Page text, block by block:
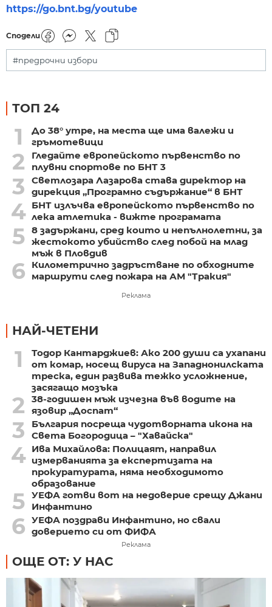
https://go.bnt.bg/youtube
Сподели
#предрочни избори
ТОП 24
1
До 38° утре, на места ще има валежи и
гръмотевици
2
Гледайте европейското първенство по
плувни спортове по БНТ 3
3
Светлозара Лазарова става директор на
дирекция „Програмно съдържание“ в БНТ
4 БНТ излъчва европейското първенство по
лека атлетика - вижте програмата
5 8 задържани, сред които и непълнолетни, за
жестокото убийство след побой на млад
мъж в Пловдив
6
Километрично задръстване по обходните
маршрути след пожара на АМ "Тракия"
Реклама
НАЙ-ЧЕТЕНИ
1
Тодор Кантарджиев: Ако 200 души са ухапани
от комар, носещ вируса на Западнонилската
треска, един развива тежко усложнение,
засягащо мозъка
2
38-годишен мъж изчезна във водите на
язовир „Доспат“
3
България посреща чудотворната икона на
Света Богородица – "Хавайска"
4 Ива Михайлова: Полицаят, направил
измерванията за експертизата на
прокуратурата, няма необходимото
образование
5 УЕФА готви вот на недоверие срещу Джани
Инфантино
6 УЕФА поздрави Инфантино, но свали
доверието си от ФИФА
Реклама
ОЩЕ ОТ: У НАС